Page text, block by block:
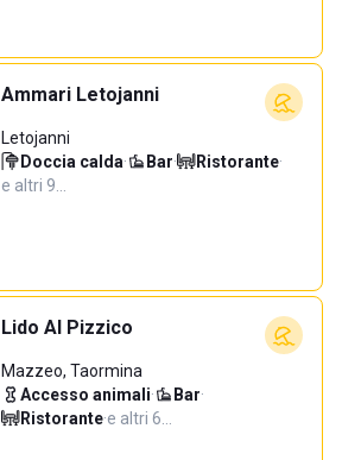
Ammari Letojanni
Letojanni
Doccia calda· Bar· Ristorante·
e altri 9…
Lido Al Pizzico
Mazzeo, Taormina
Accesso animali· Bar·
Ristorante·e altri 6…